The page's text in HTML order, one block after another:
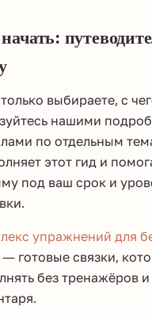
выбираете, с
нашими
по отдельным
этот гид и
под ваш срок и
упражнений для
— готовые связки,
без тренажёров